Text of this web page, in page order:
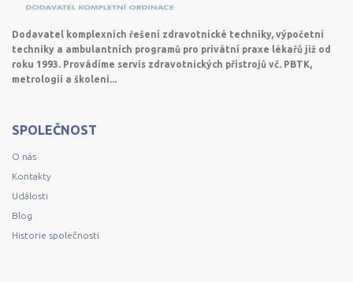
Dodavatel komplexních řešení zdravotnické techniky, výpočetní
techniky a ambulantních programů pro privátní praxe lékařů již od
roku 1993. Provádíme servis zdravotnických přístrojů vč. PBTK,
metrologii a školení...
SPOLEČNOST
O nás
Kontakty
Události
Blog
Historie společnosti